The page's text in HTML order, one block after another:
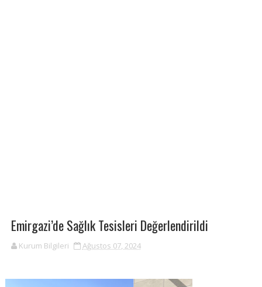
Emirgazi’de Sağlık Tesisleri Değerlendirildi
Kurum Bilgileri Ağustos 07, 2024